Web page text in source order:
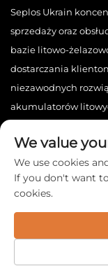
Seplos Ukrain
sprzedaży oraz
bazie litowo-
dostarczania
niezawodnych
akumulatorów
Copyright © 2025
Wszelkie
We value
We use cookies
If you don't want
cookies.